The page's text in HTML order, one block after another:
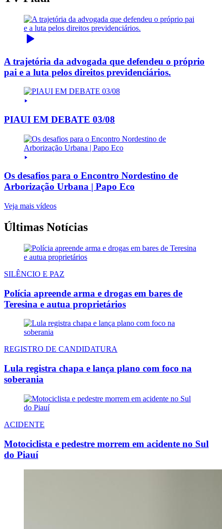
A trajetória da advogada que defendeu o próprio
pai e a luta pelos direitos previdenciários.
PIAUI EM DEBATE 03/08
Os desafios para o Encontro Nordestino de
Arborização Urbana | Papo Eco
Veja mais vídeos
Últimas Notícias
SILÊNCIO E PAZ
Polícia apreende arma e drogas em bares de
Teresina e autua proprietários
REGISTRO DE CANDIDATURA
Lula registra chapa e lança plano com foco na
soberania
ACIDENTE
Motociclista e pedestre morrem em acidente no Sul
do Piauí